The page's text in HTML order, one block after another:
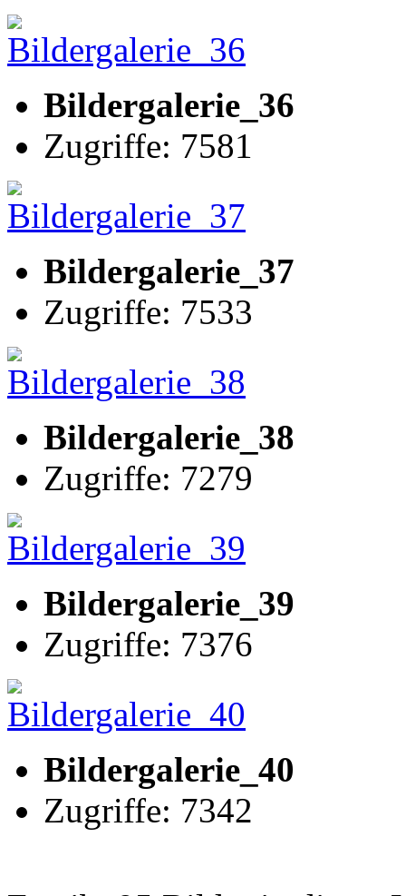
Bildergalerie_36
Zugriffe: 7581
Bildergalerie_37
Zugriffe: 7533
Bildergalerie_38
Zugriffe: 7279
Bildergalerie_39
Zugriffe: 7376
Bildergalerie_40
Zugriffe: 7342